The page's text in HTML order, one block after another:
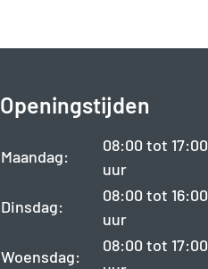
Openingstijden
Maandag:
08:00 tot 17:00
uur
Dinsdag:
08:00 tot 16:00
uur
Woensdag:
08:00 tot 17:00